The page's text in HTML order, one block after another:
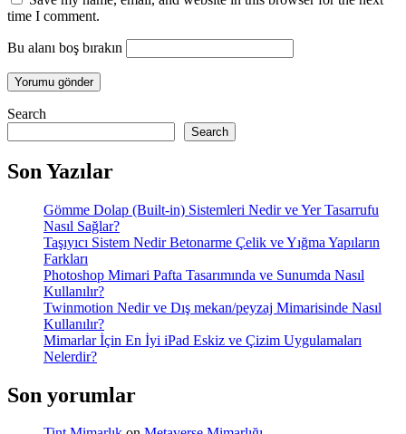
time I comment.
Bu alanı boş bırakın
Search
Search
Son Yazılar
Gömme Dolap (Built-in) Sistemleri Nedir ve Yer Tasarrufu
Nasıl Sağlar?
Taşıyıcı Sistem Nedir Betonarme Çelik ve Yığma Yapıların
Farkları
Photoshop Mimari Pafta Tasarımında ve Sunumda Nasıl
Kullanılır?
Twinmotion Nedir ve Dış mekan/peyzaj Mimarisinde Nasıl
Kullanılır?
Mimarlar İçin En İyi iPad Eskiz ve Çizim Uygulamaları
Nelerdir?
Son yorumlar